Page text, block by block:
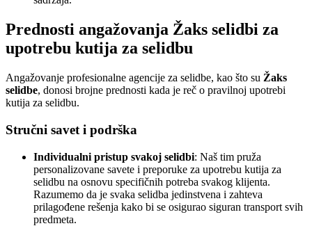
Prednosti angažovanja Žaks selidbi za
upotrebu kutija za selidbu
Angažovanje profesionalne agencije za selidbe, kao što su Žaks
selidbe, donosi brojne prednosti kada je reč o pravilnoj upotrebi
kutija za selidbu.
Stručni savet i podrška
Individualni pristup svakoj selidbi: Naš tim pruža
personalizovane savete i preporuke za upotrebu kutija za
selidbu na osnovu specifičnih potreba svakog klijenta.
Razumemo da je svaka selidba jedinstvena i zahteva
prilagođene rešenja kako bi se osigurao siguran transport svih
predmeta.